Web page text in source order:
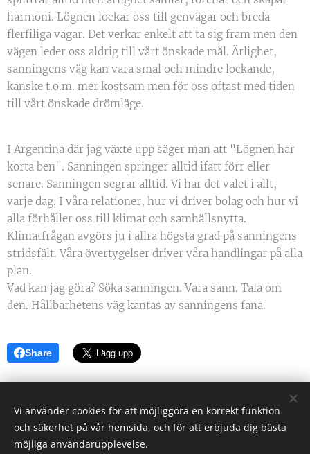
harmoni. Lögnen lockar oss till genvägar och breda
flerfiliga vägar. Det verkar enkelt att ta sig fram men den
vägen leder oss aldrig till vårt önskade mål. Ärlighet,
sanningens väg kan vara smal och mindre lockande,
kanske t.o.m. mer kostsam men för oss oftast med tiden
till vårt önskade drömläge.
I Argentina där jag växte upp säger man att "Lögnen har
korta ben". Sanningen springer alltid ifatt förr eller
senare. Sanningen segrar alltid. Vi har det valet i allt,
varje dag. I våra relationer, hur vi driver bolag och hur vi
alla förhåller oss till klimat och samhällsnytta.
Klimatfrågan avgörs ju i allra högsta grad på sanningens
stridsfält. Våra övertygelser driver våra handlingar på alla
plan.
Vad kan jag göra? Söka sanningen. Vara sann. Tala om
den. Hållbarhetens väg kantas av sanningens fana.
Share
Daniel Collin Holgersson - Nya perspektiv!
Vi använder cookies för att möjliggöra en korrekt funktion
och säkerhet på vår hemsida, och för att erbjuda dig bästa
möjliga användarupplevelse.